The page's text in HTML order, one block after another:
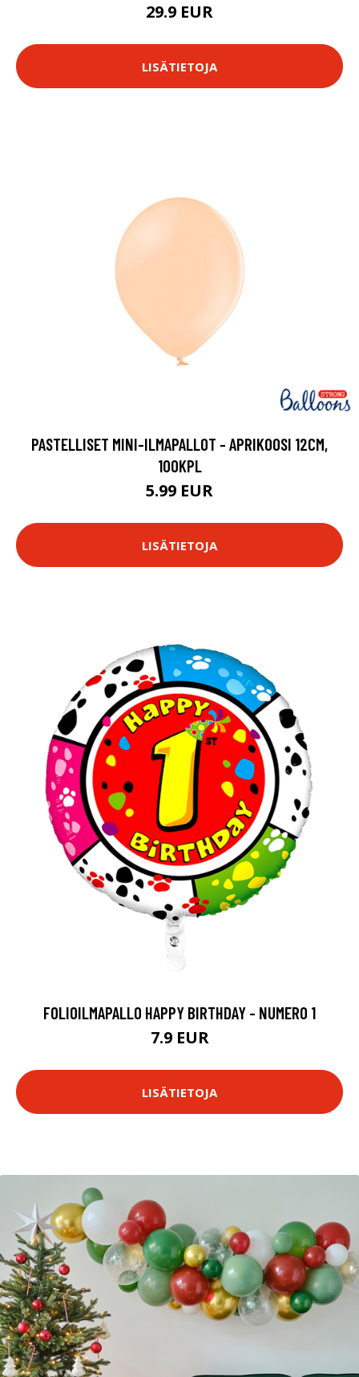
29.9 EUR
LISÄTIETOJA
PASTELLISET MINI-ILMAPALLOT - APRIKOOSI 12CM,
100KPL
5.99 EUR
LISÄTIETOJA
FOLIOILMAPALLO HAPPY BIRTHDAY - NUMERO 1
7.9 EUR
LISÄTIETOJA